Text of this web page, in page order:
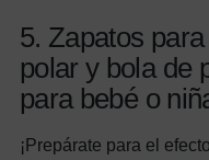
5. Zapatos
polar y bola de
para bebé o
¡Prepárate para el